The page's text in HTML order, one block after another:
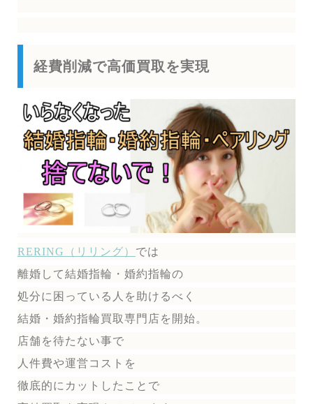
経費削減で高価買取を実現
RERING（リリング） では
離婚して結婚指輪・婚約指輪の
処分に困っている人を助けるべく
結婚・婚約指輪買取専門店を開始。
店舗を待たない事で
人件費や運営コストを
徹底的にカットしたことで